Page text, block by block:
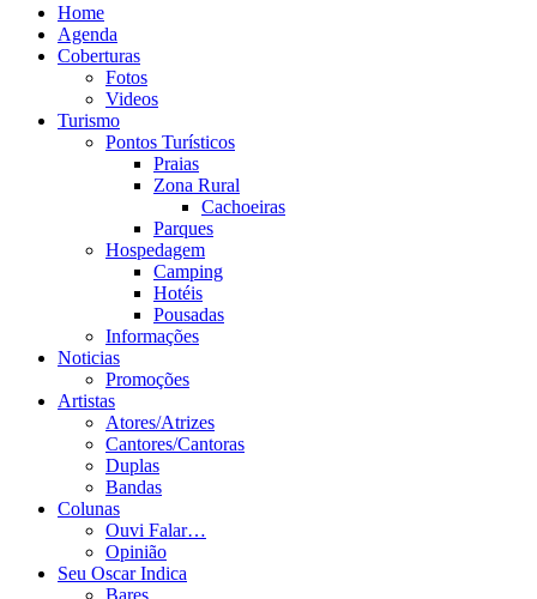
Home
Agenda
Coberturas
Fotos
Videos
Turismo
Pontos Turísticos
Praias
Zona Rural
Cachoeiras
Parques
Hospedagem
Camping
Hotéis
Pousadas
Informações
Noticias
Promoções
Artistas
Atores/Atrizes
Cantores/Cantoras
Duplas
Bandas
Colunas
Ouvi Falar…
Opinião
Seu Oscar Indica
Bares